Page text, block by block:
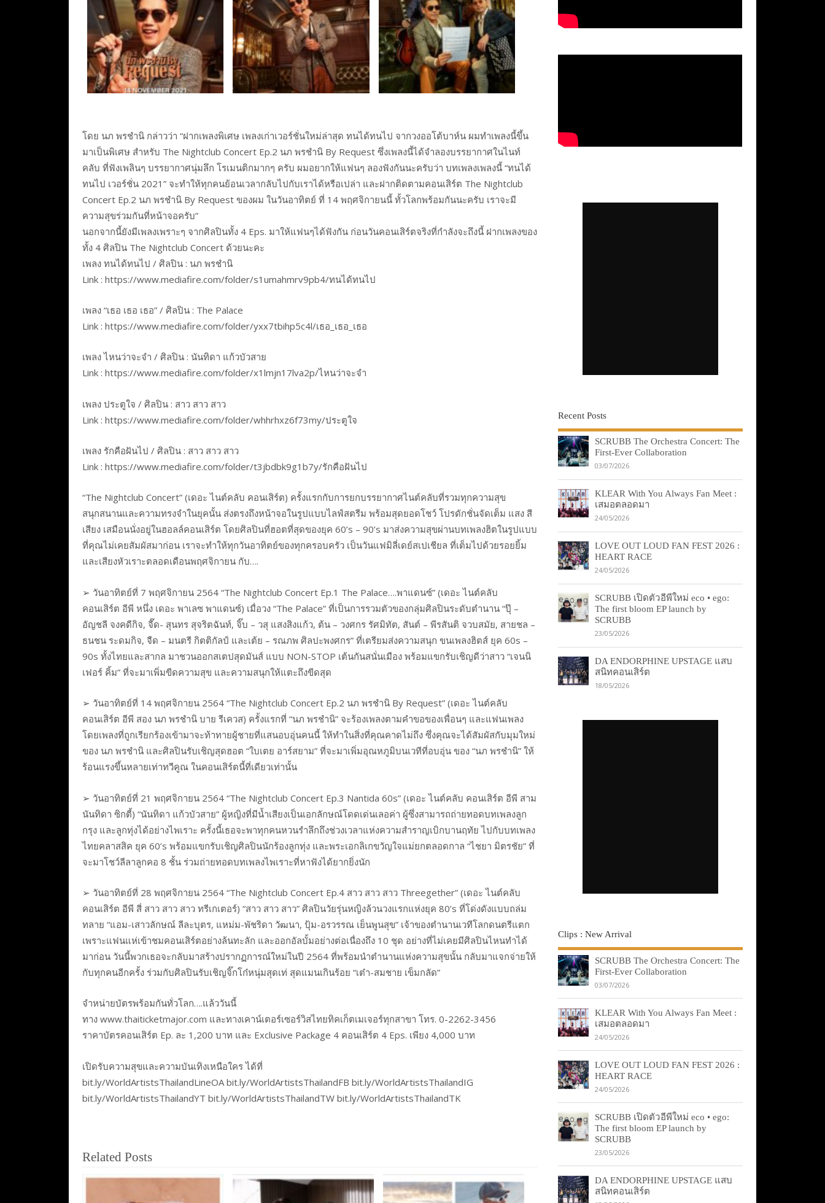
โดย นภ พรชำนิ กล่าวว่า “ฝากเพลงพิเศษ เพลงเก่าเวอร์ชั่นใหม่ล่าสุด ทนได้ทนไป จากวงออโต้บาห์น ผมทำเพลงนี้ขึ้น
มาเป็นพิเศษ สำหรับ The Nightclub Concert Ep.2 นภ พรชำนิ By Request ซึ่งเพลงนี้ได้จำลองบรรยากาศในไนท์
คลับ ที่ฟังเพลินๆ บรรยากาศนุ่มลึก โรเมนติกมากๆ ครับ ผมอยากให้แฟนๆ ลองฟังกันนะครับว่า บทเพลงเพลงนี้ “ทนได้
ทนไป เวอร์ชั่น 2021” จะทำให้ทุกคนย้อนเวลากลับไปกับเราได้หรือเปล่า และฝากติดตามคอนเสิร์ต The Nightclub
Concert Ep.2 นภ พรชำนิ By Request ของผม ในวันอาทิตย์ ที่ 14 พฤศจิกายนนี้ ทั้วโลกพร้อมกันนะครับ เราจะมี
ความสุขร่วมกันที่หน้าจอครับ”
นอกจากนี้ยังมีเพลงเพราะๆ จากศิลปินทั้ง 4 Eps. มาให้แฟนๆได้ฟังกัน ก่อนวันคอนเสิร์ตจริงที่กำลังจะถึงนี้ ฝากเพลงของ
ทั้ง 4 ศิลปิน The Nightclub Concert ด้วยนะคะ
เพลง ทนได้ทนไป / ศิลปิน : นภ พรชำนิ
Link : https://www.mediafire.com/folder/s1umahmrv9pb4/ทนได้ทนไป
เพลง “เธอ เธอ เธอ” / ศิลปิน : The Palace
Link : https://www.mediafire.com/folder/yxx7tbihp5c4l/เธอ_เธอ_เธอ
เพลง ไหนว่าจะจำ / ศิลปิน : นันทิดา แก้วบัวสาย
Link : https://www.mediafire.com/folder/x1lmjn17lva2p/ไหนว่าจะจำ
เพลง ประตูใจ / ศิลปิน : สาว สาว สาว
Link : https://www.mediafire.com/folder/whhrhxz6f73my/ประตูใจ
เพลง รักคือฝันไป / ศิลปิน : สาว สาว สาว
Link : https://www.mediafire.com/folder/t3jbdbk9g1b7y/รักคือฝันไป
“The Nightclub Concert” (เดอะ ไนต์คลับ คอนเสิร์ต) ครั้งแรกกับการยกบรรยากาศไนต์คลับที่รวมทุกความสุข
สนุกสนานและความทรงจำในยุคนั้น ส่งตรงถึงหน้าจอในรูปแบบไลฟ์สตรีม พร้อมสุดยอดโชว์ โปรดักชั่นจัดเต็ม แสง สี
เสียง เสมือนนั่งอยู่ในฮอลล์คอนเสิร์ต โดยศิลปินที่ฮอตที่สุดของยุค 60’s – 90’s มาส่งความสุขผ่านบทเพลงฮิตในรูปแบบ
ที่คุณไม่เคยสัมผัสมาก่อน เราจะทำให้ทุกวันอาทิตย์ของทุกครอบครัว เป็นวันแฟมิลี่เดย์สเปเชียล ที่เต็มไปด้วยรอยยิ้ม
และเสียงหัวเราะตลอดเดือนพฤศจิกายน กับ….
➢ วันอาทิตย์ที่ 7 พฤศจิกายน 2564 “The Nightclub Concert Ep.1 The Palace….พาแดนซ์” (เดอะ ไนต์คลับ
คอนเสิร์ต อีพี หนึ่ง เดอะ พาเลซ พาแดนซ์) เมื่อวง “The Palace” ที่เป็นการรวมตัวของกลุ่มศิลปินระดับตำนาน “ปุ๊ –
อัญชลี จงคดีกิจ, จี๊ด- สุนทร สุจริตฉันท์, จิ๊บ – วสุ แสงสิงแก้ว, ต้น – วงศกร รัศมิทัต, สันต์ – พีรสันติ จวบสมัย, สายชล –
ธนชน ระดมกิจ, จืด – มนตรี กิตติกัลป์ และเต้ย – รณภพ ศิลปะพงศกร” ที่เตรียมส่งความสนุก ขนเพลงฮิตส์ ยุค 60s –
90s ทั้งไทยและสากล มาชวนออกสเตปสุดมันส์ แบบ NON-STOP เต้นกันสนั่นเมือง พร้อมแขกรับเชิญดีว่าสาว “เจนนิ
เฟอร์ คิ้ม” ที่จะมาเพิ่มขีดความสุข และความสนุกให้แตะถึงขีดสุด
➢ วันอาทิตย์ที่ 14 พฤศจิกายน 2564 “The Nightclub Concert Ep.2 นภ พรชำนิ By Request” (เดอะ ไนต์คลับ
คอนเสิร์ต อีพี สอง นภ พรชำนิ บาย รีเควส) ครั้งแรกที่ “นภ พรชำนิ” จะร้องเพลงตามคำขอของเพื่อนๆ และแฟนเพลง
โดยเพลงที่ถูกเรียกร้องเข้ามาจะท้าทายผู้ชายที่แสนอบอุ่นคนนี้ ให้ทำในสิ่งที่คุณคาดไม่ถึง ซึ่งคุณจะได้สัมผัสกับมุมใหม่
ของ นภ พรชำนิ และศิลปินรับเชิญสุดฮอต “ใบเตย อาร์สยาม” ที่จะมาเพิ่มอุณหภูมิบนเวทีที่อบอุ่น ของ “นภ พรชำนิ” ให้
ร้อนแรงขึ้นหลายเท่าทวีคูณ ในคอนเสิร์ตนี้ที่เดียวเท่านั้น
➢ วันอาทิตย์ที่ 21 พฤศจิกายน 2564 “The Nightclub Concert Ep.3 Nantida 60s” (เดอะ ไนต์คลับ คอนเสิร์ต อีพี สาม
นันทิดา ซิกตี้) “นันทิดา แก้วบัวสาย” ผู้หญิงที่มีน้ำเสียงเป็นเอกลักษณ์โดดเด่นเลอค่า ผู้ซึ่งสามารถถ่ายทอดบทเพลงลูก
กรุง และลูกทุ่งได้อย่างไพเราะ ครั้งนี้เธอจะพาทุกคนหวนรำลึกถึงช่วงเวลาแห่งความสำราญเบิกบานฤทัย ไปกับบทเพลง
ไทยคลาสสิค ยุค 60’s พร้อมแขกรับเชิญศิลปินนักร้องลูกทุ่ง และพระเอกลิเกขวัญใจแม่ยกตลอดกาล “ไชยา มิตรชัย” ที่
จะมาโชว์ลีลาลูกคอ 8 ชั้น ร่วมถ่ายทอดบทเพลงไพเราะที่หาฟังได้ยากยิ่งนัก
➢ วันอาทิตย์ที่ 28 พฤศจิกายน 2564 “The Nightclub Concert Ep.4 สาว สาว สาว Threegether” (เดอะ ไนต์คลับ
คอนเสิร์ต อีพี สี่ สาว สาว สาว ทรีเกเตอร์) “สาว สาว สาว” ศิลปินวัยรุ่นหญิงล้วนวงแรกแห่งยุค 80’s ที่โด่งดังแบบถล่ม
ทลาย “แอม-เสาวลักษณ์ ลีละบุตร, แหม่ม-พัชริดา วัฒนา, ปุ้ม-อรวรรณ เย็นพูนสุข” เจ้าของตำนานเวทีโลกดนตรีแตก
เพราะแฟนแห่เข้าชมคอนเสิร์ตอย่างล้นทะลัก และออกอัลบั้มอย่างต่อเนื่องถึง 10 ชุด อย่างที่ไม่เคยมีศิลปินไหนทำได้
มาก่อน วันนี้พวกเธอจะกลับมาสร้างปรากฏการณ์ใหม่ในปี 2564 ที่พร้อมนำตำนานแห่งความสุขนั้น กลับมาแจกจ่ายให้
กับทุกคนอีกครั้ง ร่วมกับศิลปินรับเชิญจิ๊กโก๋หนุ่มสุดเท่ สุดแมนเกินร้อย “เต๋า-สมชาย เข็มกลัด”
จำหน่ายบัตรพร้อมกันทั่วโลก….แล้ววันนี้
ทาง www.thaiticketmajor.com และทางเคาน์เตอร์เซอร์วิสไทยทิคเก็ตเมเจอร์ทุกสาขา โทร. 0-2262-3456
ราคาบัตรคอนเสิร์ต Ep. ละ 1,200 บาท และ Exclusive Package 4 คอนเสิร์ต 4 Eps. เพียง 4,000 บาท
เปิดรับความสุขและความบันเทิงเหนือใคร ได้ที่
bit.ly/WorldArtistsThailandLineOA bit.ly/WorldArtistsThailandFB bit.ly/WorldArtistsThailandIG ​
bit.ly/WorldArtistsThailandYT bit.ly/WorldArtistsThailandTW bit.ly/WorldArtistsThailandTK
Related Posts
Recent Posts
SCRUBB The Orchestra Concert: The
First-Ever Collaboration
03/07/2026
KLEAR With You Always Fan Meet :
เสมอตลอดมา
24/05/2026
LOVE OUT LOUD FAN FEST 2026 :
HEART RACE
24/05/2026
SCRUBB เปิดตัวอีพีใหม่ eco • ego:
The first bloom EP launch by
SCRUBB
23/05/2026
DA ENDORPHINE UPSTAGE แสบ
สนิทคอนเสิร์ต
18/05/2026
Clips : New Arrival
SCRUBB The Orchestra Concert: The
First-Ever Collaboration
03/07/2026
KLEAR With You Always Fan Meet :
เสมอตลอดมา
24/05/2026
LOVE OUT LOUD FAN FEST 2026 :
HEART RACE
24/05/2026
SCRUBB เปิดตัวอีพีใหม่ eco • ego:
The first bloom EP launch by
SCRUBB
23/05/2026
DA ENDORPHINE UPSTAGE แสบ
สนิทคอนเสิร์ต